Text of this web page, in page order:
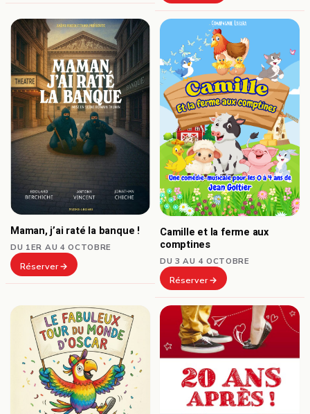
Maman, j’ai raté la banque !
DU 1ER AU 4 OCTOBRE
Réserver
Camille et la ferme aux
comptines
DU 3 AU 4 OCTOBRE
Réserver